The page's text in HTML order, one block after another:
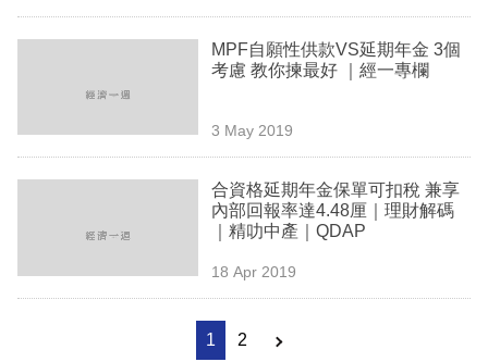
MPF自願性供款VS延期年金 3個
考慮 教你揀最好 ｜經一專欄
3 May 2019
合資格延期年金保單可扣稅 兼享
內部回報率達4.48厘｜理財解碼
｜精叻中產｜QDAP
18 Apr 2019
1 2